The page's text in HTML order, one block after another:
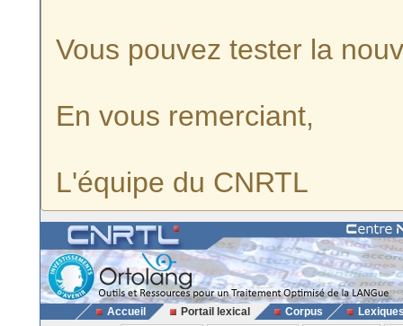
Vous pouvez tester la
En vous remerciant,
L'équipe du CNRTL
Accueil Portail lexical Corpus